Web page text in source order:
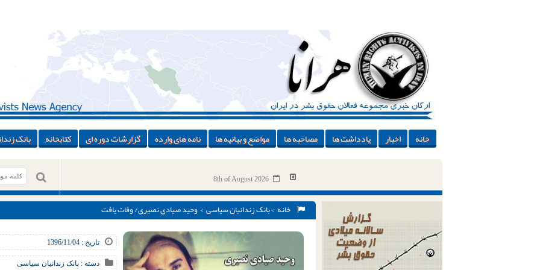
خانه اخبار یادداشت ها مصاحبه ها مواضع و بیانیه ها نامه های وارده گزارشات دوره ای کتابخانه بانک
8th of August 2026
خانه >بانک زندانیان سیاسی> وحید صیادی نصیری/ وفات یافت
تاریخ : 1396/11/04
دسته : بانک زندانیان سیاسی